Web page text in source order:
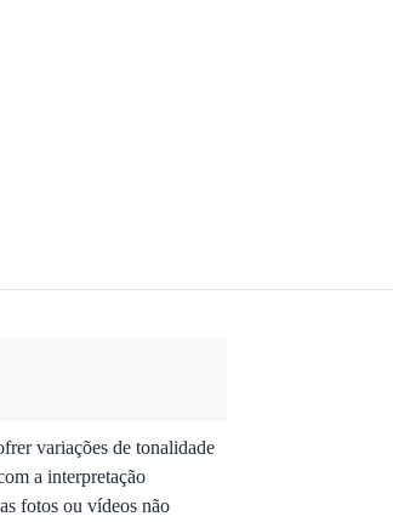
variações de tonalidade
a interpretação
fotos ou vídeos não